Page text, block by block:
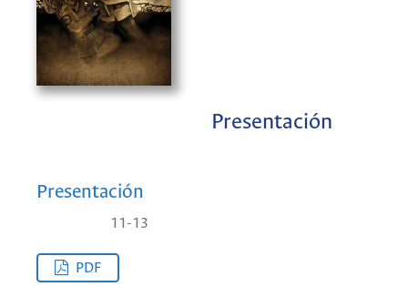
Presentación
Presentación
11-13
PDF